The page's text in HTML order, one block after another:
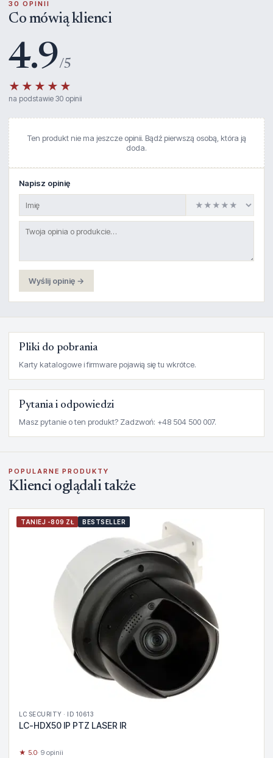
30 OPINII
Co mówią klienci
4.9/5
★★★★★
na podstawie 30 opinii
Ten produkt nie ma jeszcze opinii. Bądź pierwszą osobą, która ją
doda.
Napisz opinię
Wyślij opinię →
Pliki do pobrania
Karty katalogowe i firmware pojawią się tu wkrótce.
Pytania i odpowiedzi
Masz pytanie o ten produkt? Zadzwoń: +48 504 500 007.
POPULARNE PRODUKTY
Klienci oglądali także
TANIEJ -809 ZŁ BESTSELLER
LC SECURITY · ID 10613
LC-HDX50 IP PTZ LASER IR
★ 5.0· 9 opinii